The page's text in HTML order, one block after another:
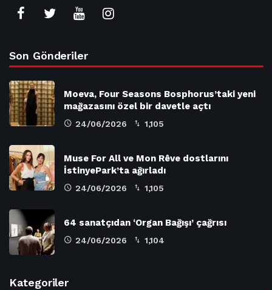
Son Gönderiler
Moeva, Four Seasons Bosphorus’taki yeni
mağazasını özel bir davetle açtı
24/06/2026 1,105
Muse For All ve Mon Rêve dostlarını
İstinyePark’ta ağırladı
24/06/2026 1,105
64 sanatçıdan ‘Organ Bağışı’ çağrısı
24/06/2026 1,104
Kategoriler